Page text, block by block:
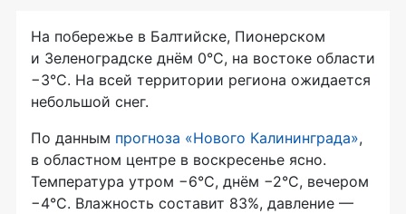
На побережье в Балтийске, Пионерском
и Зеленоградске днём 0°C, на востоке области
−3°C. На всей территории региона ожидается
небольшой снег.
По данным прогноза «Нового Калининграда»,
в областном центре в воскресенье ясно.
Температура утром −6°C, днём −2°C, вечером
−4°C. Влажность составит 83%, давление —